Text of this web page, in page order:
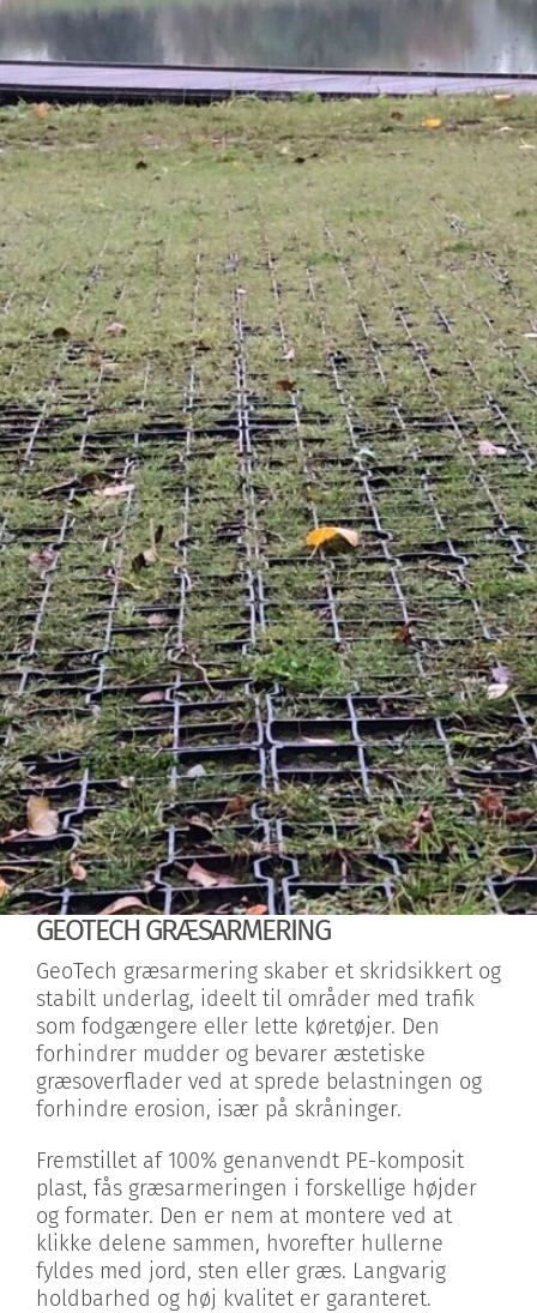
Nyheder
Kontakt
GEOTECH GRÆSARMERING
GeoTech græsarmering skaber et skridsikkert og
stabilt underlag, ideelt til områder med trafik
som fodgængere eller lette køretøjer. Den
forhindrer mudder og bevarer æstetiske
græsoverflader ved at sprede belastningen og
forhindre erosion, især på skråninger.
Fremstillet af 100% genanvendt PE-komposit
plast, fås græsarmeringen i forskellige højder
og formater. Den er nem at montere ved at
klikke delene sammen, hvorefter hullerne
fyldes med jord, sten eller græs. Langvarig
holdbarhed og høj kvalitet er garanteret.